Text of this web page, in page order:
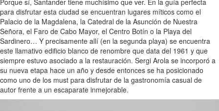
Porque sí, Santander tiene muchísimo que ver. En la guía perfecta
para disfrutar esta ciudad se encuentran lugares míticos como el
Palacio de la Magdalena, la Catedral de la Asunción de Nuestra
Señora, el Faro de Cabo Mayor, el Centro Botín o la Playa del
Sardinero… Y precisamente allí (en la segunda playa) se encuentra
este llamativo edificio blanco de renombre que data del 1961 y que
siempre estuvo asociado a la restauración. Sergi Arola se incorporó a
su nueva etapa hace un año y desde entonces se ha posicionado
como uno de los must para disfrutar de la gastronomía casual de
autor frente a un escaparate inmejorable.